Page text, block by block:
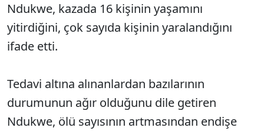
SÖZCÜ SON DAKİKA
Ndukwe, kazada 16 kişinin yaşamını
yitirdiğini, çok sayıda kişinin yaralandığını
ifade etti.
Tedavi altına alınanlardan bazılarının
durumunun ağır olduğunu dile getiren
Ndukwe, ölü sayısının artmasından endişe